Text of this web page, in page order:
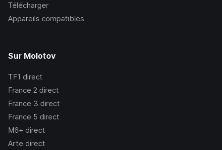
Télécharger
Appareils compatibles
Sur Molotov
TF1 direct
France 2 direct
France 3 direct
France 5 direct
M6+ direct
Arte direct